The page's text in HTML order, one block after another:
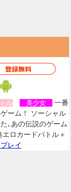
ル 美少女
一番
ーム！ ソーシャル
､あの伝説のゲーム
ロカードバトル＋
レイ